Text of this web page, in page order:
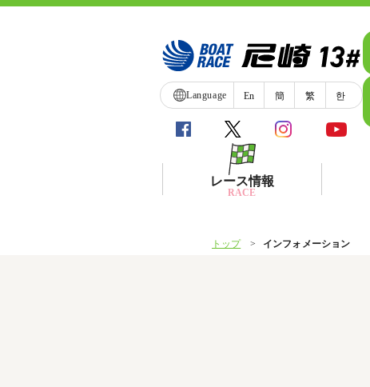
Language En 簡 繁 한
レース情報
RACE
トップ インフォメーション